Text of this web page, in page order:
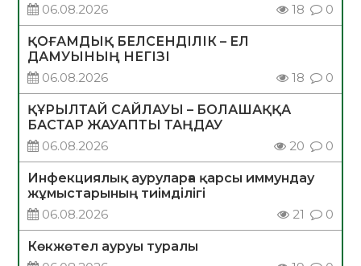
06.08.2026
18 0
ҚОҒАМДЫҚ БЕЛСЕНДІЛІК – ЕЛ
ДАМУЫНЫҢ НЕГІЗІ
06.08.2026
18 0
ҚҰРЫЛТАЙ САЙЛАУЫ – БОЛАШАҚҚА
БАСТАР ЖАУАПТЫ ТАҢДАУ
06.08.2026
20 0
Инфекциялық ауруларға қарсы иммундау
жұмыстарының тиімділігі
06.08.2026
21 0
Көкжөтел ауруы туралы